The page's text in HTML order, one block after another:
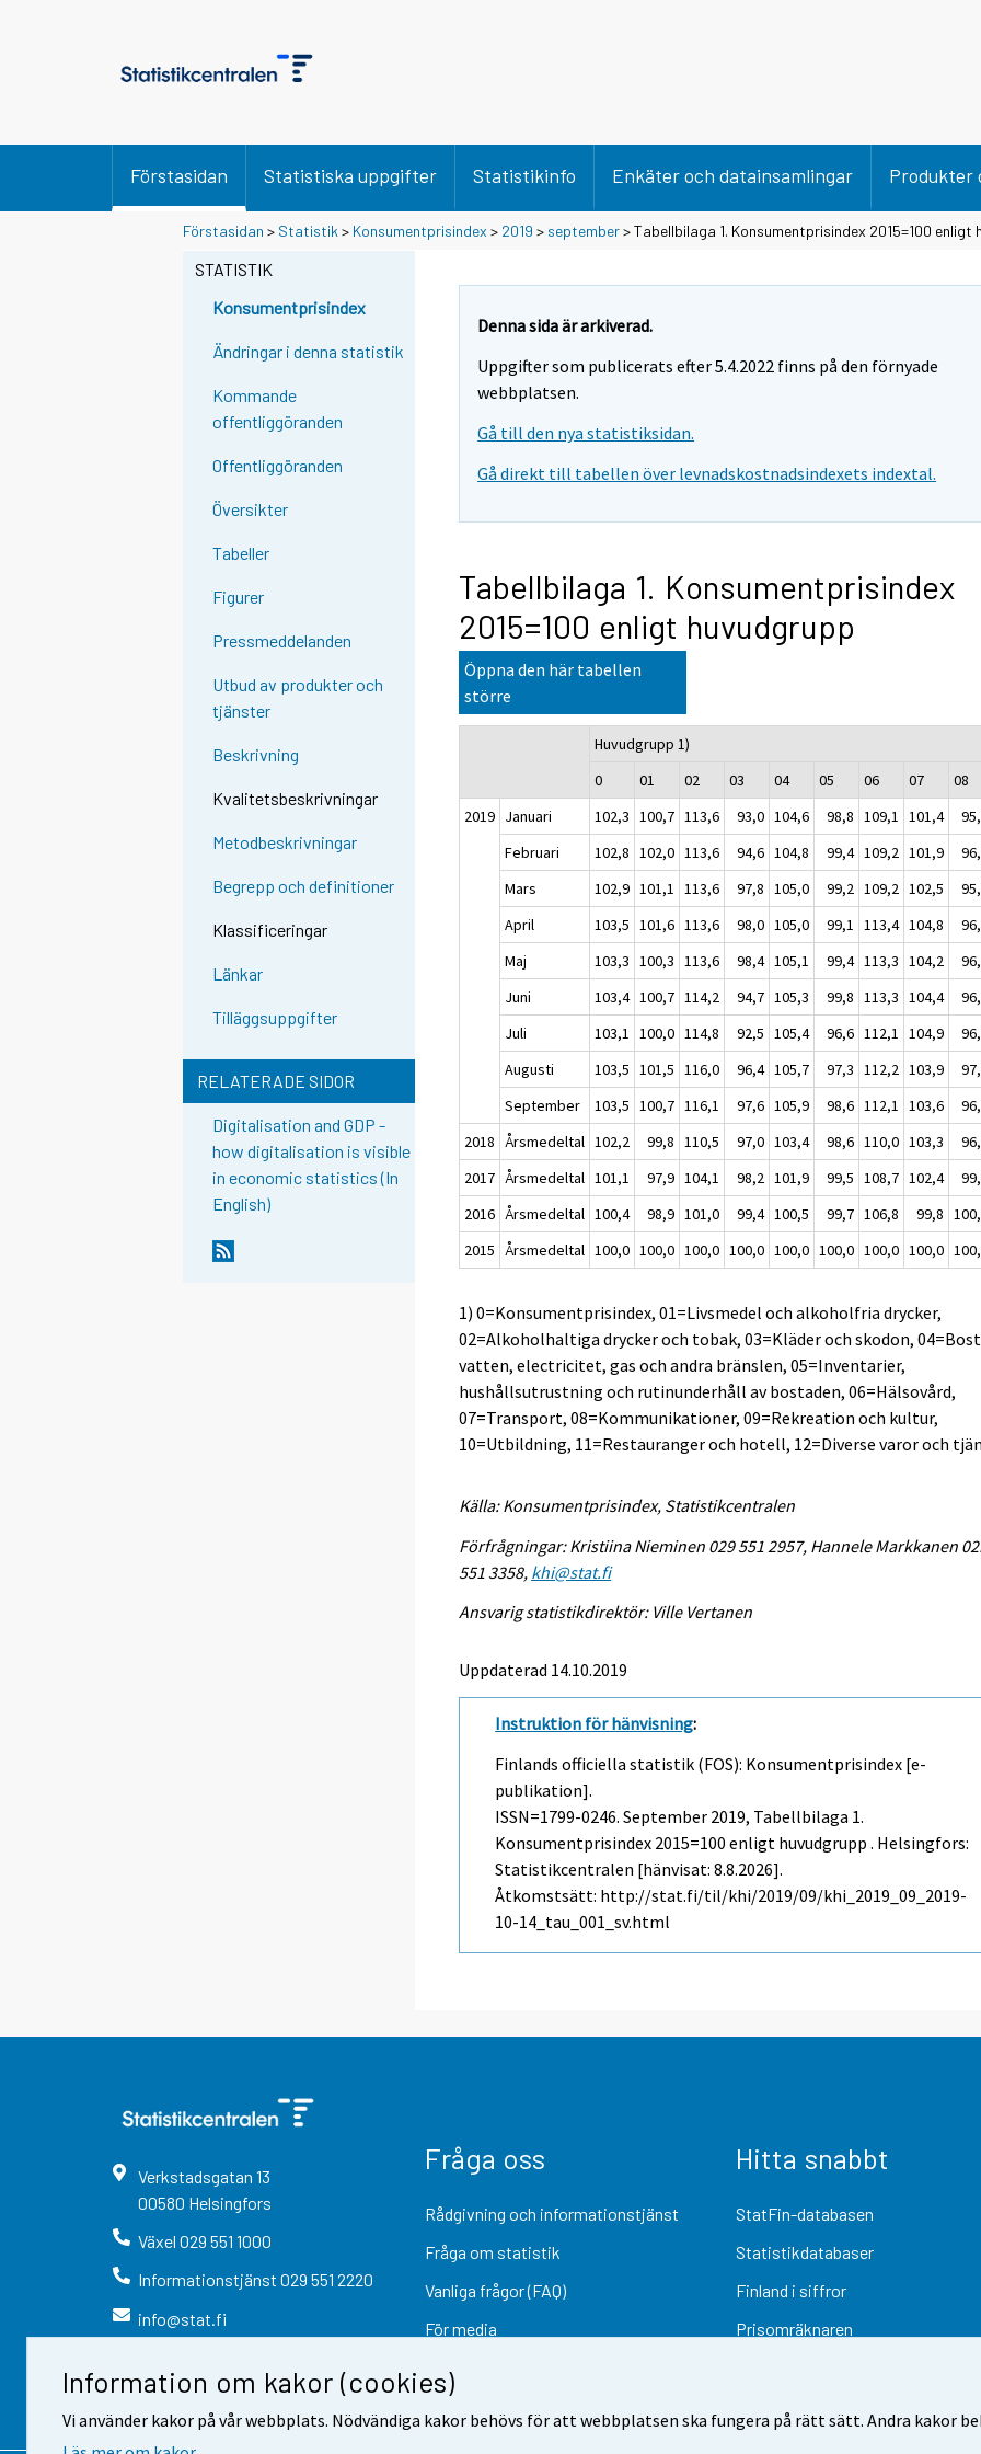
Information om kakor (cookies)
Vi använder kakor på vår webbplats. Nödvändiga kakor behövs för att webbplatsen ska fungera på rätt sätt. Andra kakor
Förstasidan Statistiska uppgifter Statistikinfo Enkäter och datainsamlingar Produkter
Förstasidan > Statistik > Konsumentprisindex > 2019 > september> Tabellbilaga 1. Konsumentprisindex 2015=100 enligt
STATISTIK
Konsumentprisindex
Ändringar i denna statistik
Kommande
offentliggöranden
Offentliggöranden
Översikter
Tabeller
Figurer
Pressmeddelanden
Utbud av produkter och
tjänster
Beskrivning
Kvalitetsbeskrivningar
Metodbeskrivningar
Begrepp och definitioner
Klassificeringar
Länkar
Tilläggsuppgifter
RELATERADE SIDOR
Digitalisation and GDP -
how digitalisation is visible
in economic statistics (In
English)
Denna sida är arkiverad.
Uppgifter som publicerats efter 5.4.2022 finns på den förnyade
webbplatsen.
Gå till den nya statistiksidan.
Gå direkt till tabellen över levnadskostnadsindexets indextal.
Tabellbilaga 1. Konsumentprisindex
2015=100 enligt huvudgrupp
Öppna den här tabellen
större
Huvudgrupp 1)
0
01 02 03 04 05 06 07
08
2019 Januari 102,3 100,7 113,6 93,0 104,6 98,8 109,1 101,4
Februari
102,8 102,0 113,6 94,6 104,8 99,4 109,2 101,9
Mars
102,9 101,1 113,6 97,8 105,0 99,2 109,2 102,5
April
103,5 101,6 113,6 98,0 105,0 99,1 113,4 104,8
Maj
103,3 100,3 113,6 98,4 105,1 99,4 113,3 104,2
Juni
103,4 100,7 114,2 94,7 105,3 99,8 113,3 104,4
Juli
103,1 100,0 114,8 92,5 105,4 96,6 112,1 104,9
Augusti
103,5 101,5 116,0 96,4 105,7 97,3 112,2 103,9
September
103,5 100,7 116,1 97,6 105,9 98,6 112,1 103,6
2018 Årsmedeltal 102,2 99,8 110,5 97,0 103,4 98,6 110,0 103,3
2017 Årsmedeltal 101,1 97,9 104,1 98,2 101,9 99,5 108,7 102,4
2016 Årsmedeltal 100,4 98,9 101,0 99,4 100,5 99,7 106,8 99,8
2015 Årsmedeltal 100,0 100,0 100,0 100,0 100,0 100,0 100,0 100,0
1) 0=Konsumentprisindex, 01=Livsmedel och alkoholfria drycker,
02=Alkoholhaltiga drycker och tobak, 03=Kläder och skodon,
vatten, electricitet, gas och andra bränslen, 05=Inventarier,
hushållsutrustning och rutinunderhåll av bostaden, 06=Hälsovård,
07=Transport, 08=Kommunikationer, 09=Rekreation och kultur,
10=Utbildning, 11=Restauranger och hotell, 12=Diverse varor och
Källa: Konsumentprisindex, Statistikcentralen
Förfrågningar: Kristiina Nieminen 029 551 2957, Hannele Markkanen
551 3358, khi@stat.fi
Ansvarig statistikdirektör: Ville Vertanen
Uppdaterad 14.10.2019
Instruktion för hänvisning:
Finlands officiella statistik (FOS): Konsumentprisindex [e-
publikation].
ISSN=1799-0246.September 2019, Tabellbilaga 1.
Konsumentprisindex 2015=100 enligt huvudgrupp . Helsingfors:
Statistikcentralen [hänvisat: 8.8.2026].
Åtkomstsätt: http://stat.fi/til/khi/2019/09/khi_2019_09_2019-
10-14_tau_001_sv.html
Verkstadsgatan 13
00580 Helsingfors
Växel 029 551 1000
Informationstjänst 029 551 2220
info@stat.fi
Fråga oss
Rådgivning och informationstjänst
Fråga om statistik
Vanliga frågor (FAQ)
För media
Hitta snabbt
StatFin-databasen
Statistikdatabaser
Finland i siffror
Prisomräknaren